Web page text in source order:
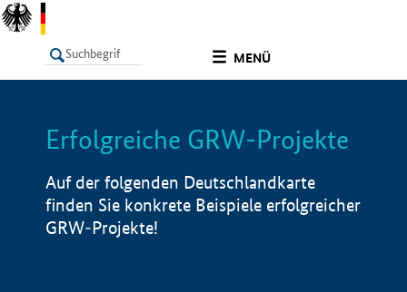
MENÜ
LISTE Info
Erfolgreiche GRW-Projekte
Auf der folgenden Deutschlandkarte
finden Sie konkrete Beispiele erfolgreicher
GRW-Projekte!